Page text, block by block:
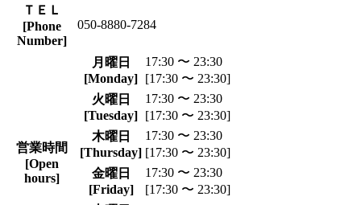
ＴＥＬ
[Phone
Number]
050-8880-7284
営業時間
[Open
hours]
月曜日
[Monday]
17:30 〜 23:30
[17:30 〜 23:30]
火曜日
[Tuesday]
17:30 〜 23:30
[17:30 〜 23:30]
木曜日
[Thursday]
17:30 〜 23:30
[17:30 〜 23:30]
金曜日
[Friday]
17:30 〜 23:30
[17:30 〜 23:30]